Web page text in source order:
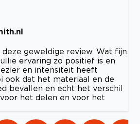
geweldige review. Wat fijn
ervaring zo positief is en
en intensiteit heeft
ook dat het materiaal en de
bevallen en echt het verschil
het delen en voor het